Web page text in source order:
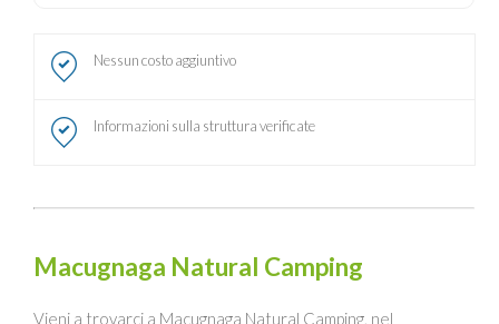
Nessun costo aggiuntivo
Informazioni sulla struttura verificate
Macugnaga Natural Camping
Vieni a trovarci a Macugnaga Natural Camping, nel